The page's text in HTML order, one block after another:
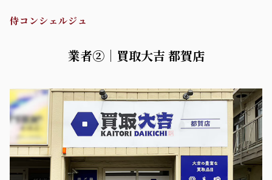
侍コンシェルジュ
業者②｜買取大吉 都賀店